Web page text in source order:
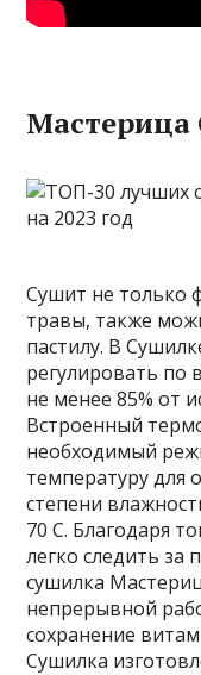
Сушит не только
травы, также
пастилу. В
регулировать по
не менее 85% от
Встроенный
необходимый
температуру для
степени
70 С. Благодаря
легко следить за
сушилка
непрерывной
сохранение
Сушилка